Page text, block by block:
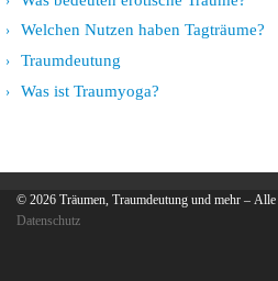
Welchen Nutzen haben Tagträume?
Traumdeutung
Was ist Traumyoga?
© 2026 Träumen, Traumdeutung und mehr – Alle
Datenschutz